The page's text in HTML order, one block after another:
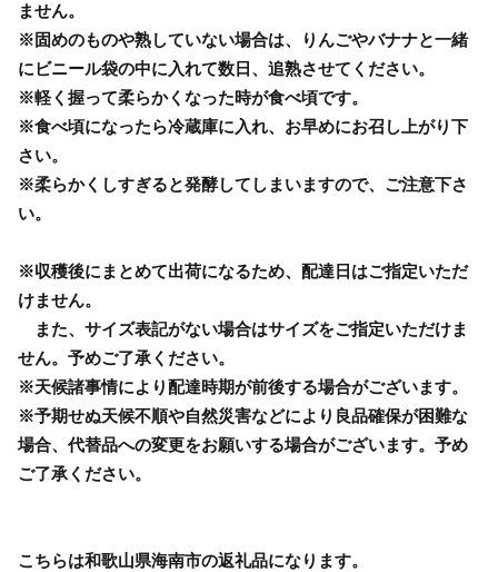
ません。
※固めのものや熟していない場合は、りんごやバナナと一緒
にビニール袋の中に入れて数日、追熟させてください。
※軽く握って柔らかくなった時が食べ頃です。
※食べ頃になったら冷蔵庫に入れ、お早めにお召し上がり下
さい。
※柔らかくしすぎると発酵してしまいますので、ご注意下さ
い。
※収穫後にまとめて出荷になるため、配達日はご指定いただ
けません。
また、サイズ表記がない場合はサイズをご指定いただけま
せん。予めご了承ください。
※天候諸事情により配達時期が前後する場合がございます。
※予期せぬ天候不順や自然災害などにより良品確保が困難な
場合、代替品への変更をお願いする場合がございます。予め
ご了承ください。
こちらは和歌山県海南市の返礼品になります。